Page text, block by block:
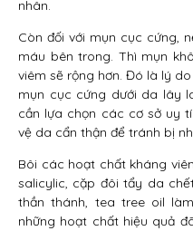
nhân.
Còn đối với mụn cục cứng,
máu bên trong. Thì mụn
viêm sẽ rộng hơn. Đó là lý
mụn cục cứng dưới da lây
cần lựa chọn các cơ sở uy
vệ da cẩn thận để tránh bị
Bôi các hoạt chất kháng
salicylic, cặp đôi tẩy da
thần thánh, tea tree oil
những hoạt chất hiệu quả